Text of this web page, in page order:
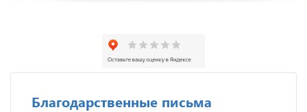
Благодарственные письма